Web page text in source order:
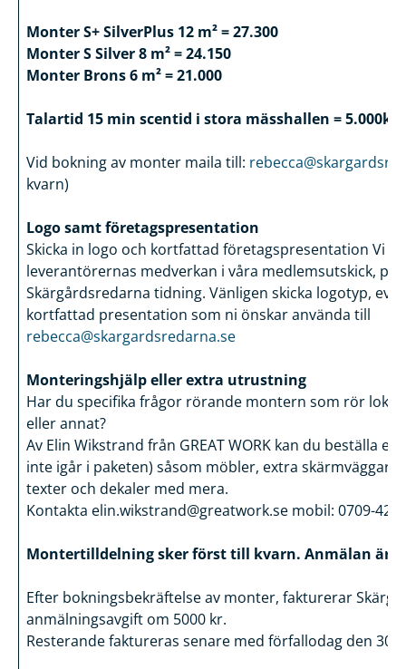
Monter S+ SilverPlus 12 m² = 27.300
Monter S Silver 8 m² = 24.150
Monter Brons 6 m² = 21.000
Talartid 15 min scentid i stora mässhallen = 5.000kr
Vid bokning av monter maila till:
kvarn)
Logo samt företagspresentation
Skicka in logo och kortfattad företagspresentation Vi
leverantörernas medverkan i våra medlemsutskick, på
Skärgårdsredarna tidning. Vänligen skicka logotyp, ev.
kortfattad presentation som ni önskar använda till
rebecca@skargardsredarna.se
Monteringshjälp eller extra utrustning
Har du specifika frågor rörande montern som rör
eller annat?
Av Elin Wikstrand från GREAT WORK kan du beställa
inte igår i paketen) såsom möbler, extra skärmväggar,
texter och dekaler med mera.
Kontakta elin.wikstrand@greatwork.se mobil: 0709-42
Montertilldelning sker först till kvarn. Anmälan är
Efter bokningsbekräftelse av monter, fakturerar
anmälningsavgift om 5000 kr.
Resterande faktureras senare med förfallodag den 30/